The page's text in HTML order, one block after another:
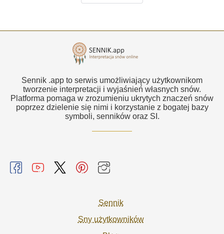
Sennik .app to serwis umożliwiający użytkownikom
tworzenie interpretacji i wyjaśnień własnych snów.
Platforma pomaga w zrozumieniu ukrytych znaczeń snów
poprzez dzielenie się nimi i korzystanie z bogatej bazy
symboli, senników oraz SI.
Sennik
Sny użytkowników